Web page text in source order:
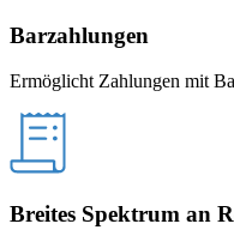
Barzahlungen
Ermöglicht Zahlungen mit
Breites Spektrum an